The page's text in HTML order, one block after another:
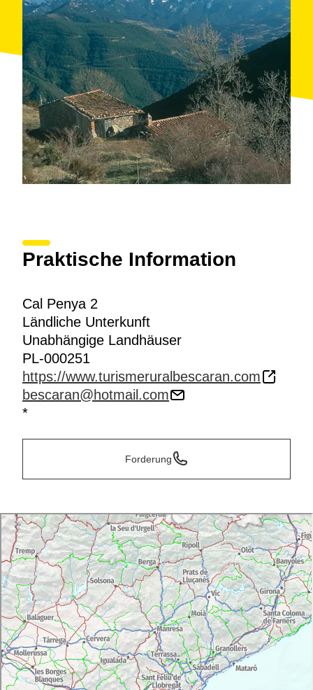
werden.
Praktische Information
Cal Penya 2
Ländliche Unterkunft
Unabhängige Landhäuser
PL-000251
https://www.turismeruralbescaran.com
bescaran@hotmail.com
*
Forderung